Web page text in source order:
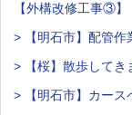
【外構改修工事③】
> 【明石市】配管作
> 【桜】散歩してき
> 【明石市】カース